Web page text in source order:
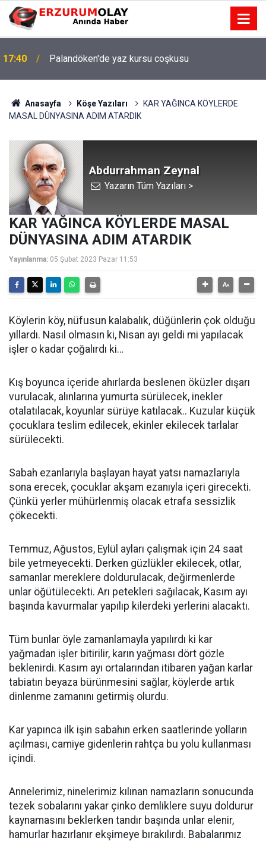
17:40
Palandöken'de yaz kursu coşkusu
17:37
TÜBİTAK desteği aldı
Anasayfa Köşe Yazıları
KAR YAĞINCA KÖYLERDE
MASAL DÜNYASINA ADIM ATARDIK
Abdurrahman Zeynal
Yazarın Tüm Yazıları >
KAR YAĞINCA KÖYLERDE MASAL
DÜNYASINA ADIM ATARDIK
Yayınlanma: 05 Şubat 2023 Pazar 11:53
Köylerin köy, nüfusun kalabalık, düğünlerin çok olduğu
yıllardı. Nasıl olmasın ki, Nisan ayı geldi mi yapılacak
işler o kadar çoğalırdı ki…
Kış boyunca içeride ahırlarda beslenen öküzler dışarı
vurulacak, alınlarına yumurta sürülecek, inekler
otalatılacak, koyunlar sürüye katılacak.. Kuzular küçük
çocuklara teslim edilecek, ekinler ekilecek tarlalar
sürülecekti.
Sabah ezanlarıyla başlayan hayat yatsı namazlarıyla
sona erecek, çocuklar akşam ezanıyla içeri girecekti.
Çünkü yerler mühürlenmiş olacak etrafa sessizlik
çökecekti.
Temmuz, Ağustos, Eylül ayları çalışmak için 24 saat
bile yetmeyecekti. Derken güzlükler ekilecek, otlar,
samanlar mereklere doldurulacak, değirmenlerde
unlar öğütülecekti. Arı petekleri sağılacak, Kasım ayı
başında kavurmalar yapılıp kilerdeki yerlerini alacaktı.
Tüm bunlar öyle zamanlamayla yapılırdı ki kar
yağmadan işler bitirilir, karın yağması dört gözle
beklenirdi. Kasım ayı ortalarından itibaren yağan karlar
tabiatın beyaza bürünmesini sağlar, köylerde artık
dinlenme zamanını getirmiş olurdu.
Kar yapınca ilk işin sabahın erken saatlerinde yolların
açılması, camiye gidenlerin rahtça bu yolu kullanması
içindi.
Annelerimiz, ninelerimiz kılınan namazların sonucunda
tezek sobalarını yakar çinko demliklere suyu doldurur
kaynamasını beklerken tandır başında unlar elenir,
hamurlar hazırlanır ekşimeye bırakılırdı. Babalarımız